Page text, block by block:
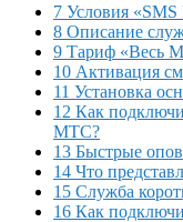
7 Условия
8 Описание
9 Тариф «Весь
10 Активация
11 Установка
12 Как
МТС?
13 Быстрые
14 Что
15 Служба
16 Как